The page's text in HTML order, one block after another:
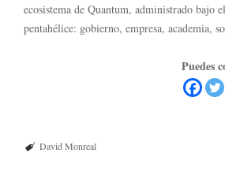
ecosistema de Quantum, administrado bajo
pentahélice: gobierno, empresa, academia,
Puedes
David Monreal